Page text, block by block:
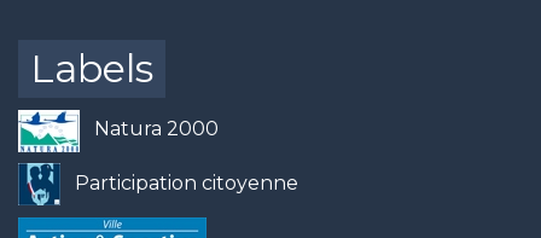
Labels
Natura 2000
Participation citoyenne